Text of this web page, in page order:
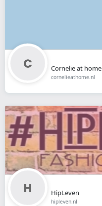
Cornelie at home
cornelieathome.nl
HipLeven
hipleven.nl